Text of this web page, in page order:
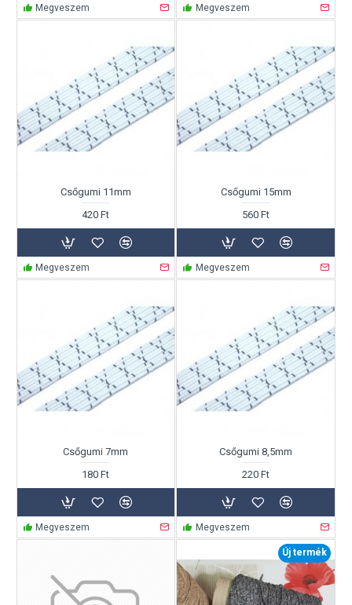
Megveszem Megveszem
Csőgumi 11mm
420 Ft
Megveszem
Csőgumi 15mm
560 Ft
Megveszem
Csőgumi 7mm
180 Ft
Megveszem
Csőgumi 8,5mm
220 Ft
Megveszem
Új termék